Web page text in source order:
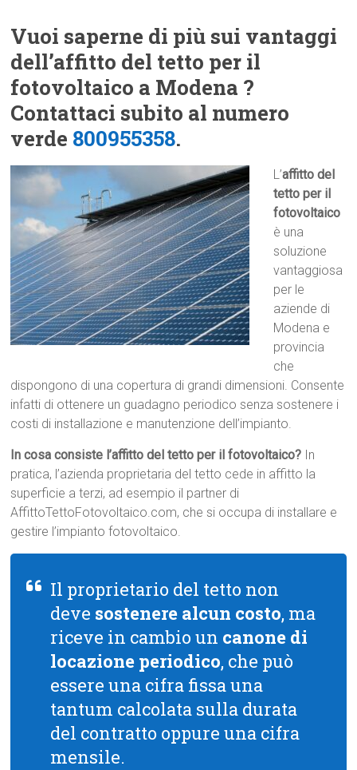
Vuoi saperne di più sui vantaggi
dell’affitto del tetto per il
fotovoltaico a Modena ?
Contattaci subito al numero
verde 800955358.
L’affitto del
tetto per il
fotovoltaico
è una
soluzione
vantaggiosa
per le
aziende di
Modena e
provincia
che
dispongono di una copertura di grandi dimensioni. Consente
infatti di ottenere un guadagno periodico senza sostenere i
costi di installazione e manutenzione dell’impianto.
In cosa consiste l’affitto del tetto per il fotovoltaico? In
pratica, l’azienda proprietaria del tetto cede in affitto la
superficie a terzi, ad esempio il partner di
AffittoTettoFotovoltaico.com, che si occupa di installare e
gestire l’impianto fotovoltaico.
Il proprietario del tetto non
deve sostenere alcun costo, ma
riceve in cambio un canone di
locazione periodico, che può
essere una cifra fissa una
tantum calcolata sulla durata
del contratto oppure una cifra
mensile.